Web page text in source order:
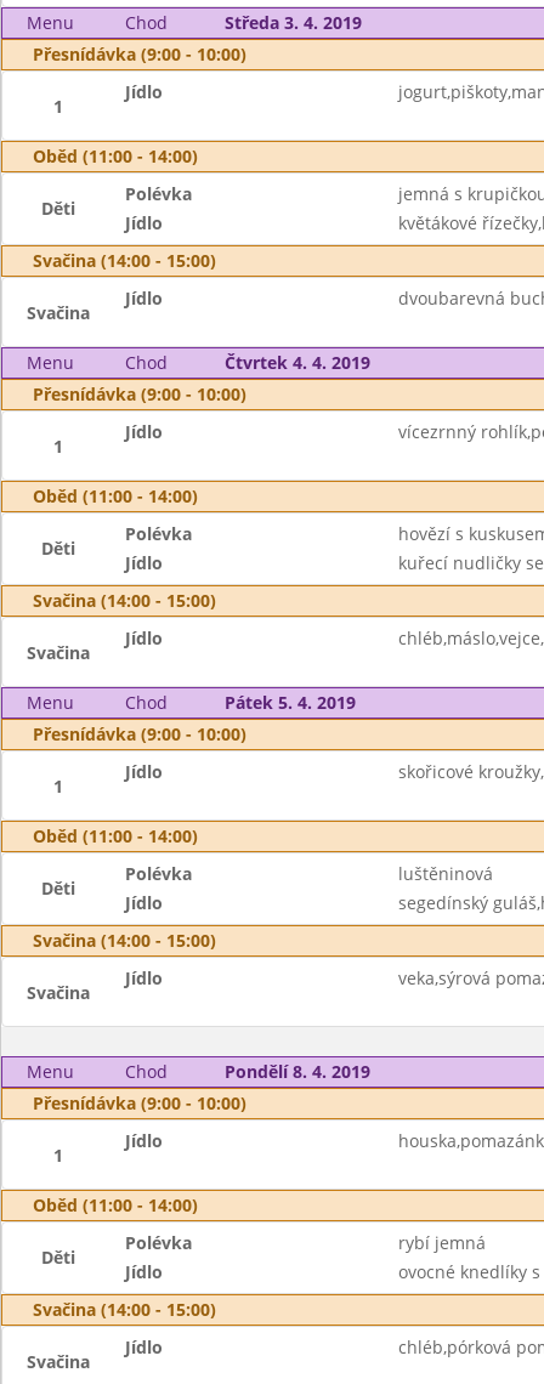
Menu Chod
Středa 3. 4. 2019
Přesnídávka (9:00 - 10:00)
1
Jídlo
Oběd (11:00 - 14:00)
Děti
Polévka
jemná s
Jídlo
květákové
Svačina (14:00 - 15:00)
Svačina
Jídlo dvoubarevná
Menu Chod
Čtvrtek 4. 4. 2019
Přesnídávka (9:00 - 10:00)
1
Jídlo vícezrnný
Oběd (11:00 - 14:00)
Děti
Polévka
hovězí s
Jídlo
kuřecí nudličky
Svačina (14:00 - 15:00)
Svačina
Jídlo
Menu Chod
Pátek 5. 4. 2019
Přesnídávka (9:00 - 10:00)
1
Jídlo skořicové
Oběd (11:00 - 14:00)
Děti
Polévka
luštěninová
Jídlo
segedínský
Svačina (14:00 - 15:00)
Svačina
Jídlo veka,sýrová
Menu Chod
Pondělí 8. 4. 2019
Přesnídávka (9:00 - 10:00)
1
Jídlo
Oběd (11:00 - 14:00)
Děti
Polévka
rybí jemná
Jídlo
ovocné knedlíky
Svačina (14:00 - 15:00)
Svačina
Jídlo chléb,pórková